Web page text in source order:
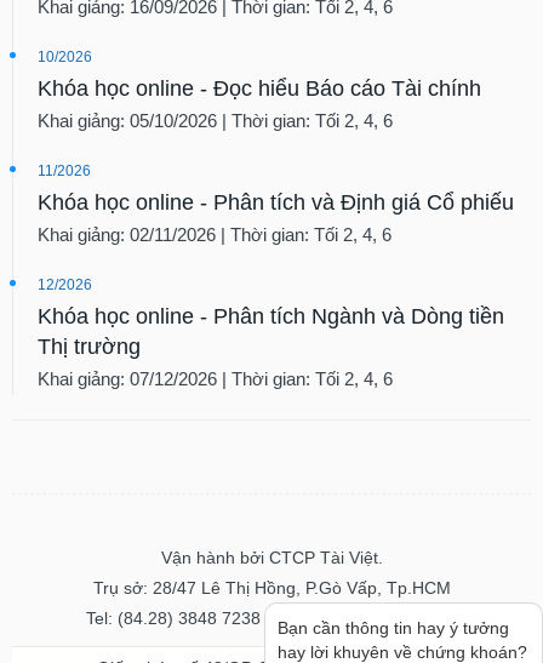
Khai giảng: 16/09/2026 | Thời gian: Tối 2, 4, 6
10/2026
Khóa học online - Đọc hiểu Báo cáo Tài chính
Khai giảng: 05/10/2026 | Thời gian: Tối 2, 4, 6
11/2026
Khóa học online - Phân tích và Định giá Cổ phiếu
Khai giảng: 02/11/2026 | Thời gian: Tối 2, 4, 6
12/2026
Khóa học online - Phân tích Ngành và Dòng tiền
Thị trường
Khai giảng: 07/12/2026 | Thời gian: Tối 2, 4, 6
Vận hành bởi CTCP Tài Việt.
Trụ sở: 28/47 Lê Thị Hồng, P.Gò Vấp, Tp.HCM
Tel: (84.28) 3848 7238 - Fax: (84.28) 3848 7237
Bạn cần thông tin hay ý tưởng
hay lời khuyên về chứng khoán?